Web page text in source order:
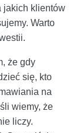
jakich klientów
Warto
że gdy
się, kto
na
wiemy, że
liczy.